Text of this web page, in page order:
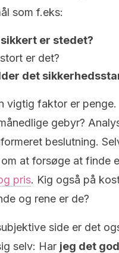
som f.eks:
er stedet?
er det?
det
vigtig faktor er
gebyr?
beslutning.
at forsøge at finde
pris. Kig også på
og rene er de?
side er det
selv: Har jeg det